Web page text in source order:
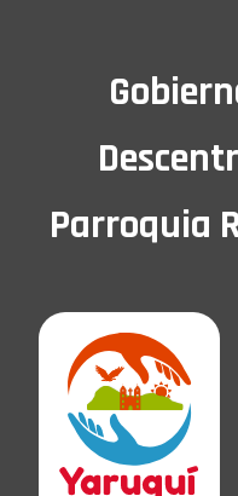
Parroquia